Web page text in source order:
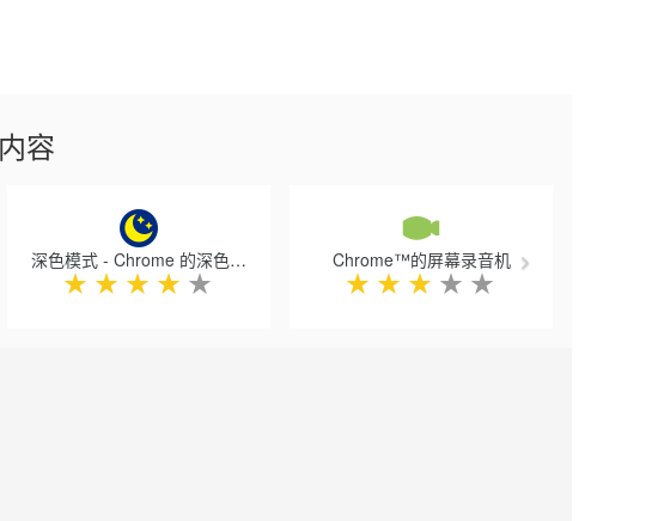
容
深色模式 - Chrome 的深色阅读器
★ ★ ★ ★ ★
Chrome™的屏幕录音机
★ ★ ★ ★ ★